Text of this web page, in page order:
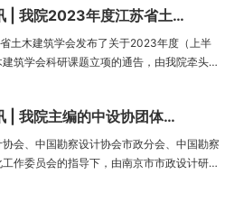
，经江苏省市场监督管理局批准，于2023
，2024年1月1日正式实施，标准号为
NJMD-喜讯 | 我院2023年度江苏省土木建筑学会科研课题成功立项
土木建筑学会发布了关于2023年度（上半
筑学会科研课题立项的通告，由我院牵头申
科研课题的成功立项的是江苏省土木建筑学
的专业实力和技术创新能力的认可，也是我
进科技
NJMD-喜讯 | 我院主编的中设协团体标准《城市河道水环境综合整治设计导则》正式发布
会、中国勘察设计协会市政分会、中国勘察
作委员会的指导下，由南京市市政设计研究